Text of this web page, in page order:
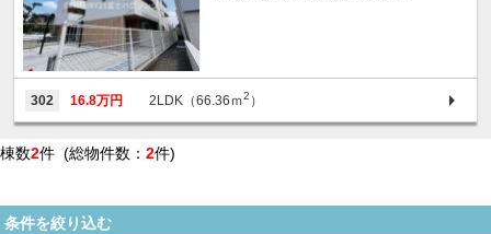
302 16.8万円 2LDK（66.36ｍ2 ）
棟数2件 (総物件数： 2件)
条件を絞り込む